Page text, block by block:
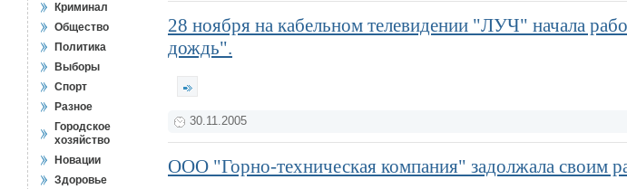
Криминал
Общество
Политика
Выборы
Спорт
Разное
Городское
хозяйство
Новации
Здоровье
28 ноября на кабельном телевидении "ЛУЧ" начала
дождь".
30.11.2005
ООО "Горно-техническая компания" задолжала своим